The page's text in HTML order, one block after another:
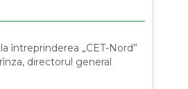
întreprinderea „CET-Nord”
directorul general